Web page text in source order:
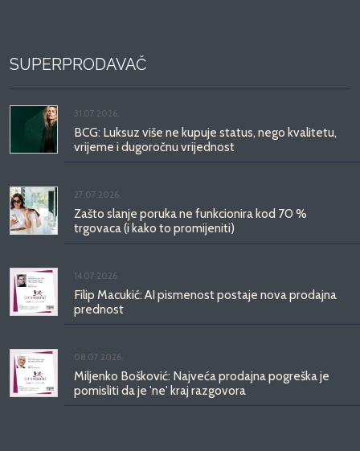
SUPERPRODAVAČ
31.07.2026.
BCG: Luksuz više ne kupuje status, nego kvalitetu,
vrijeme i dugoročnu vrijednost
27.07.2026.
Zašto slanje poruka ne funkcionira kod 70 %
trgovaca (i kako to promijeniti)
14.07.2026.
Filip Macukić: AI pismenost postaje nova prodajna
prednost
08.07.2026.
Miljenko Bošković: Najveća prodajna pogreška je
pomisliti da je 'ne' kraj razgovora